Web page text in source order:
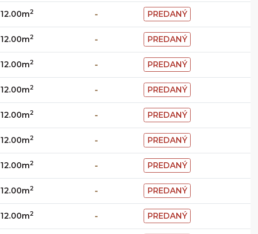
12.00m2 - PREDANÝ
12.00m2 - PREDANÝ
12.00m2 - PREDANÝ
12.00m2 - PREDANÝ
12.00m2 - PREDANÝ
12.00m2 - PREDANÝ
12.00m2 - PREDANÝ
12.00m2 - PREDANÝ
12.00m2 - PREDANÝ